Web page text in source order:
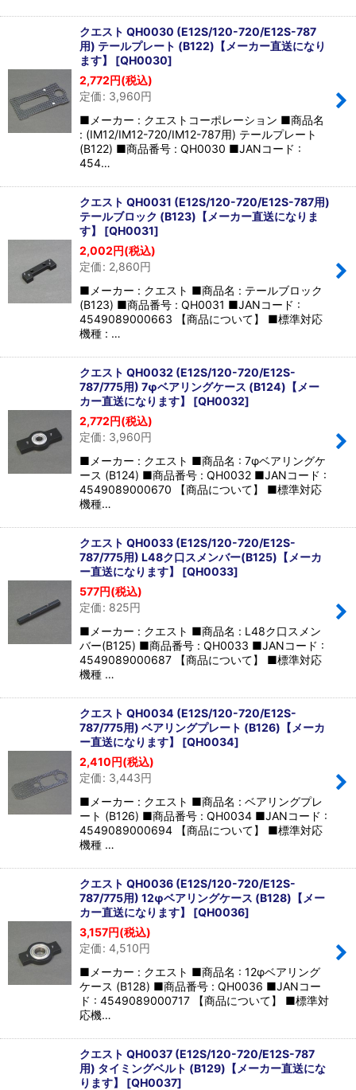
クエスト QH0030 (E12S/120-720/E12S-787
用) テールプレート (B122)【メーカー直送になり
ます】 [QH0030]
2,772円(税込)
定価: 3,960円
■メーカー : クエストコーポレーション ■商品名
: (IM12/IM12-720/IM12-787用) テールプレート
(B122) ■商品番号 : QH0030 ■JANコード :
454…
クエスト QH0031 (E12S/120-720/E12S-787用)
テールブロック (B123)【メーカー直送になりま
す】
[QH0031]
2,002円(税込)
定価: 2,860円
■メーカー : クエスト ■商品名 : テールブロック
(B123) ■商品番号 : QH0031 ■JANコード :
4549089000663 【商品について】 ■標準対応
機種 : …
クエスト QH0032 (E12S/120-720/E12S-
787/775用) 7φベアリングケース (B124)【メー
カー直送になります】 [QH0032]
2,772円(税込)
定価: 3,960円
■メーカー : クエスト ■商品名 : 7φベアリングケ
ース (B124) ■商品番号 : QH0032 ■JANコード :
4549089000670 【商品について】 ■標準対応
機種…
クエスト QH0033 (E12S/120-720/E12S-
787/775用) L48ク口スメンバー(B125)【メーカ
ー直送になります】 [QH0033]
577円(税込)
定価: 825円
■メーカー : クエスト ■商品名 : L48ク口スメン
バー(B125) ■商品番号 : QH0033 ■JANコード :
4549089000687 【商品について】 ■標準対応
機種 …
クエスト QH0034 (E12S/120-720/E12S-
787/775用) ベアリングプレート (B126)【メーカ
ー直送になります】 [QH0034]
2,410円(税込)
定価: 3,443円
■メーカー : クエスト ■商品名 : ベアリングプレ
ート (B126) ■商品番号 : QH0034 ■JANコード :
4549089000694 【商品について】 ■標準対応
機種 …
クエスト QH0036 (E12S/120-720/E12S-
787/775用) 12φベアリングケース (B128)【メー
カー直送になります】
[QH0036]
3,157円(税込)
定価: 4,510円
■メーカー : クエスト ■商品名 : 12φベアリング
ケース (B128) ■商品番号 : QH0036 ■JANコー
ド : 4549089000717 【商品について】 ■標準対
応機…
クエスト QH0037 (E12S/120-720/E12S-787
用) タイミングベルト (B129)【メーカー直送にな
ります】 [QH0037]